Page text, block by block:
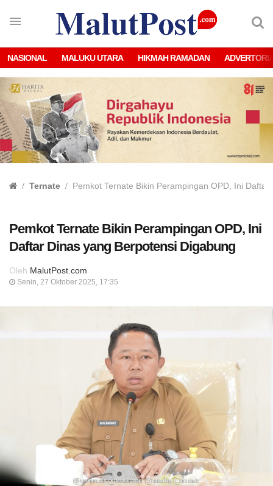
NASIONAL MALUKU UTARA HIKMAH RAMADAN
Ternate Pemkot Ternate Bikin Perampingan OPD, Ini
Pemkot Ternate Bikin Perampingan OPD, Ini
Daftar Dinas yang Berpotensi Digabung
Oleh MalutPost.com
Senin, 27 Oktober 2025, 17:35